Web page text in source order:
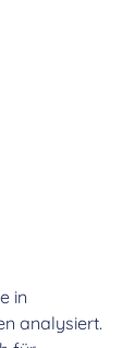
in
analysiert.